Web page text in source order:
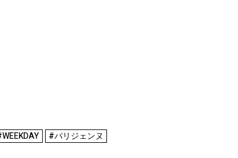
#パリジェンヌ